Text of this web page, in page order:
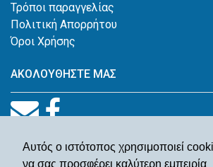
Αυτός ο ιστότοπος χρησιμοποιεί
να σας προσφέρει καλύτερη εμπειρία
Τρόποι παραγγελίας
Πολιτική Απορρήτου
Όροι Χρήσης
ΑΚΟΛΟΥΘΗΣΤΕ ΜΑΣ